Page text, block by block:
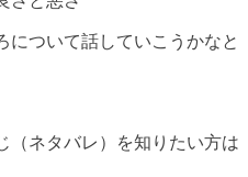
について話していこうかなと
（ネタバレ）を知りたい方は